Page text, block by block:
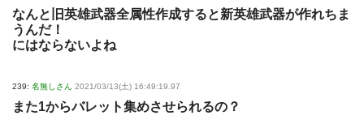
なんと旧英雄武器全属性作成すると新英雄武器が作れちま
うんだ！
にはならないよね
239: 名無しさん 2021/03/13(土) 16:49:19.97
また1からバレット集めさせられるの？